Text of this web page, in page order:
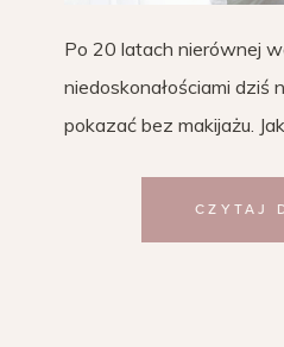
Po 20 latach nierównej
niedoskonałościami dziś
pokazać bez makijażu.
CZYTAJ